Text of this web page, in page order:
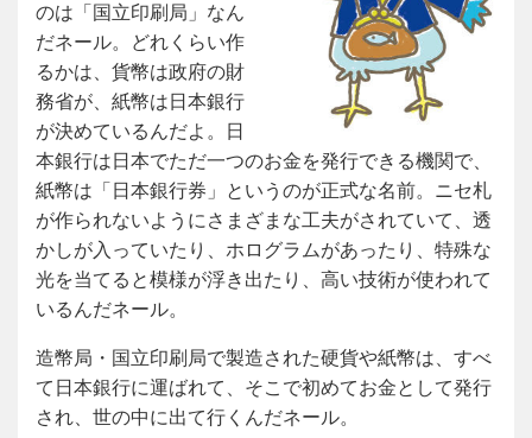
のは「国立印刷局」なん
だネール。どれくらい作
るかは、貨幣は政府の財
務省が、紙幣は日本銀行
が決めているんだよ。日
本銀行は日本でただ一つのお金を発行できる機関で、
紙幣は「日本銀行券」というのが正式な名前。ニセ札
が作られないようにさまざまな工夫がされていて、透
かしが入っていたり、ホログラムがあったり、特殊な
光を当てると模様が浮き出たり、高い技術が使われて
いるんだネール。
造幣局・国立印刷局で製造された硬貨や紙幣は、すべ
て日本銀行に運ばれて、そこで初めてお金として発行
され、世の中に出て行くんだネール。